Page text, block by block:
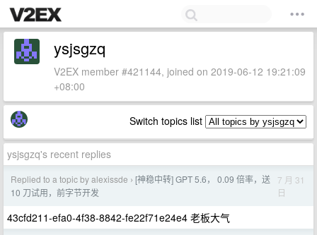
ysjsgzq
V2EX member #421144, joined on 2019-06-12 19:21:09
+08:00
Switch topics list
ysjsgzq's recent replies
Replied to a topic by alexissde › [神稳中转] GPT 5.6， 0.09 倍率，送
10 刀试用，前字节开发
7 月 31
日
43cfd211-efa0-4f38-8842-fe22f71e24e4 老板大气